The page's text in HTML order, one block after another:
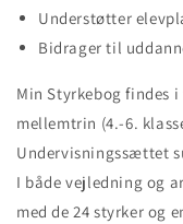
Understøtter
Bidrager til
Min Styrkebog findes
mellemtrin (4.-6.
Undervisningssættet
I både vejledning og
med de 24 styrker og